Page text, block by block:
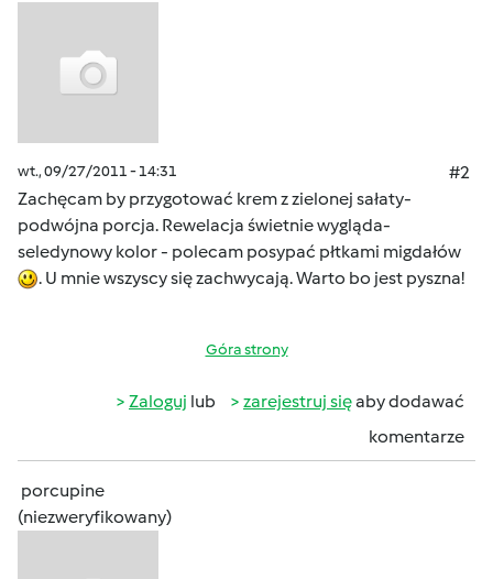
wt., 09/27/2011 - 14:31
#2
Zachęcam by przygotować krem z zielonej sałaty-
podwójna porcja. Rewelacja świetnie wygląda-
seledynowy kolor - polecam posypać płtkami migdałów
. U mnie wszyscy się zachwycają. Warto bo jest pyszna!
Góra strony
Zaloguj lub zarejestruj sięaby dodawać
komentarze
porcupine
(niezweryfikowany)